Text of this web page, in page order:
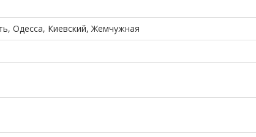
Одесса, Киевский, Жемчужная